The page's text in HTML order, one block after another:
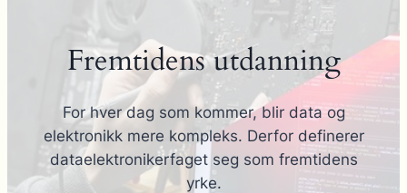
Fremtidens utdanning
For hver dag som kommer, blir data og
elektronikk mere kompleks. Derfor definerer
dataelektronikerfaget seg som fremtidens
yrke.